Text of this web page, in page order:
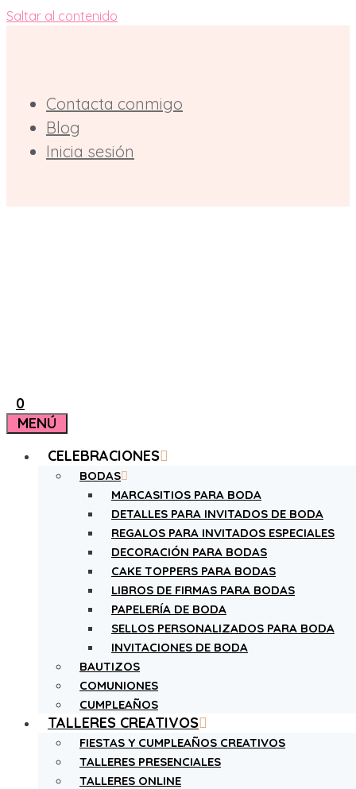
Saltar al contenido
Contacta conmigo
Blog
Inicia sesión
0
MENÚ
CELEBRACIONES
BODAS
MARCASITIOS PARA BODA
DETALLES PARA INVITADOS DE BODA
REGALOS PARA INVITADOS ESPECIALES
DECORACIÓN PARA BODAS
CAKE TOPPERS PARA BODAS
LIBROS DE FIRMAS PARA BODAS
PAPELERÍA DE BODA
SELLOS PERSONALIZADOS PARA BODA
INVITACIONES DE BODA
BAUTIZOS
COMUNIONES
CUMPLEAÑOS
TALLERES CREATIVOS
FIESTAS Y CUMPLEAÑOS CREATIVOS
TALLERES PRESENCIALES
TALLERES ONLINE